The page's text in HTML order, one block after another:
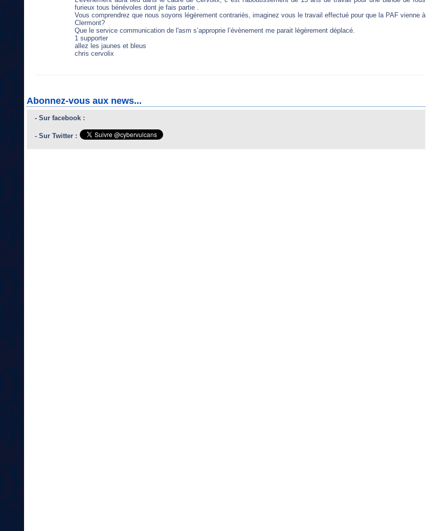
furieux tous bénévoles dont je fais partie .
Vous comprendrez que nous soyons légèrement contrariés, imaginez vous le travail effectué pour que la PAF vienne à
Clermont?
Que le service communication de l'asm s’approprie l’évènement me parait légèrement déplacé.
1 supporter
allez les jaunes et bleus
chris cervolix
Abonnez-vous aux news...
- Sur facebook :
- Sur Twitter :